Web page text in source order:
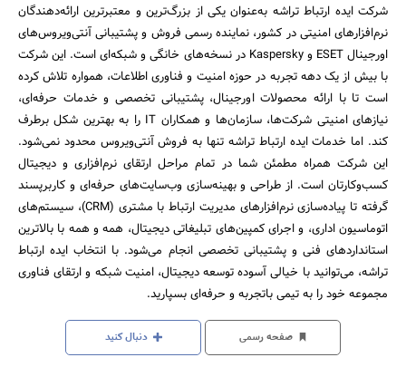
شرکت ایده ارتباط تراشه به‌عنوان یکی از بزرگ‌ترین و معتبرترین ارائه‌دهندگان
نرم‌افزارهای امنیتی در کشور، نماینده رسمی فروش و پشتیبانی آنتی‌ویروس‌های
اورجینال ESET و Kaspersky در نسخه‌های خانگی و شبکه‌ای است. این شرکت
با بیش از یک دهه تجربه در حوزه امنیت و فناوری اطلاعات، همواره تلاش کرده
است تا با ارائه محصولات اورجینال، پشتیبانی تخصصی و خدمات حرفه‌ای،
نیازهای امنیتی شرکت‌ها، سازمان‌ها و همکاران IT را به بهترین شکل برطرف
کند. اما خدمات ایده ارتباط تراشه تنها به فروش آنتی‌ویروس محدود نمی‌شود.
این شرکت همراه مطمئن شما در تمام مراحل ارتقای نرم‌افزاری و دیجیتال
کسب‌وکارتان است. از طراحی و بهینه‌سازی وب‌سایت‌های حرفه‌ای و کاربرپسند
گرفته تا پیاده‌سازی نرم‌افزارهای مدیریت ارتباط با مشتری (CRM)، سیستم‌های
اتوماسیون اداری، و اجرای کمپین‌های تبلیغاتی دیجیتال، همه و همه با بالاترین
استانداردهای فنی و پشتیبانی تخصصی انجام می‌شود. با انتخاب ایده ارتباط
تراشه، می‌توانید با خیالی آسوده توسعه دیجیتال، امنیت شبکه و ارتقای فناوری
مجموعه خود را به تیمی باتجربه و حرفه‌ای بسپارید.
صفحه رسمی دنبال کنید